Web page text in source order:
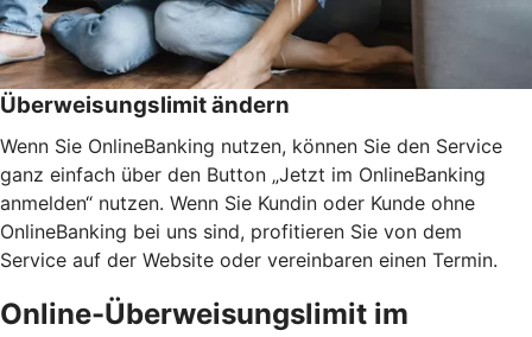
Überweisungslimit ändern
Wenn Sie OnlineBanking nutzen, können Sie den Service
ganz einfach über den Button „Jetzt im OnlineBanking
anmelden“ nutzen. Wenn Sie Kundin oder Kunde ohne
OnlineBanking bei uns sind, profitieren Sie von dem
Service auf der Website oder vereinbaren einen Termin.
Online-Überweisungslimit im